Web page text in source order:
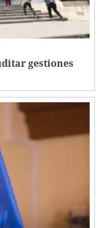
gestiones